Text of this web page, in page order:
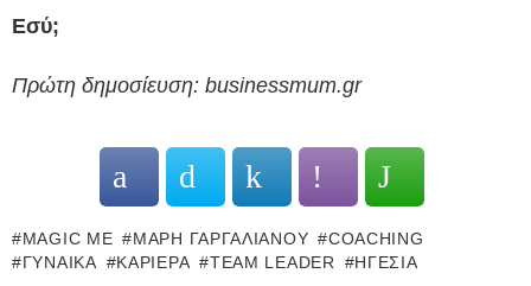
Εσύ;
Πρώτη δημοσίευση: businessmum.gr
MAGIC ME ΜΆΡΗ ΓΑΡΓΑΛΙΆΝΟΥ
COACHING
ΓΥΝΑΊΚΑ
ΚΑΡΙΈΡΑ TEAM LEADER ΗΓΕΣΊΑ